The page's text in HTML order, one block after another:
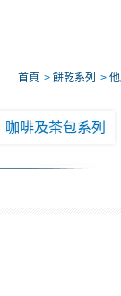
首頁 餅乾系列
咖啡及茶包系列